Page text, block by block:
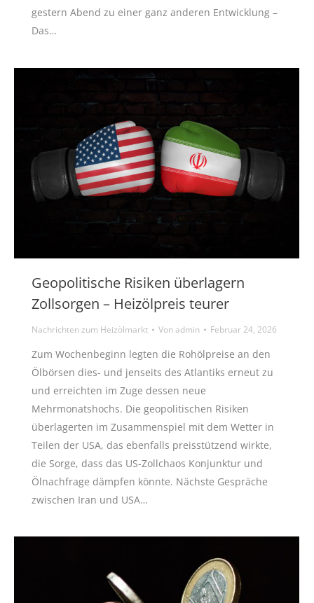
gestern Abend zu einer ganz anderen Entwicklung –
Das…
Geopolitische Risiken überlagern
Zollsorgen – Heizölpreis teurer
Nachrichten zum Heizölmarkt Vonadmin Februar 24, 2026
Zum Wochenbeginn legten die Rohölpreise an den
Ölbörsen dies- und jenseits des Atlantiks erneut zu
und erreichten im Zuge dessen neue
Mehrmonatshochs. Die geopolitischen Risiken
überlagerten im Zusammenspiel mit dem Wetter in
Teilen der USA, das ebenfalls preisstützend wirkte,
die Sorge, dass das US-Zollchaos Konjunktur und
Ölnachfrage dämpfen könnte. Nächste Gespräche
zwischen Iran und USA…